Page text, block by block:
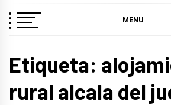
MENU
Etiqueta:
rural alcala del